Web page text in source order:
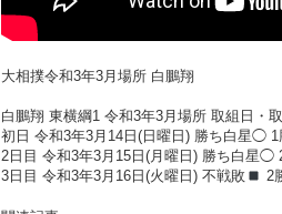
大相撲令和3年3月場所 白鵬翔
白鵬翔 東横綱1 令和3年3月場所 取組日・
初日 令和3年3月14日(日曜日) 勝ち白星◯ 1
2日目 令和3年3月15日(月曜日) 勝ち白星◯
3日目 令和3年3月16日(火曜日) 不戦敗
2